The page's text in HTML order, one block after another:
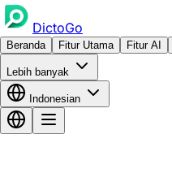
DictoGo
Beranda Fitur Utama Fitur AI
Lebih banyak
Indonesian